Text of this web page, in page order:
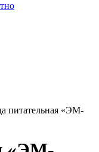
питательная «ЭМ-